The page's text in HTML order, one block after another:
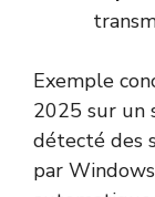
Exemple
2025 sur un
détecté des
par